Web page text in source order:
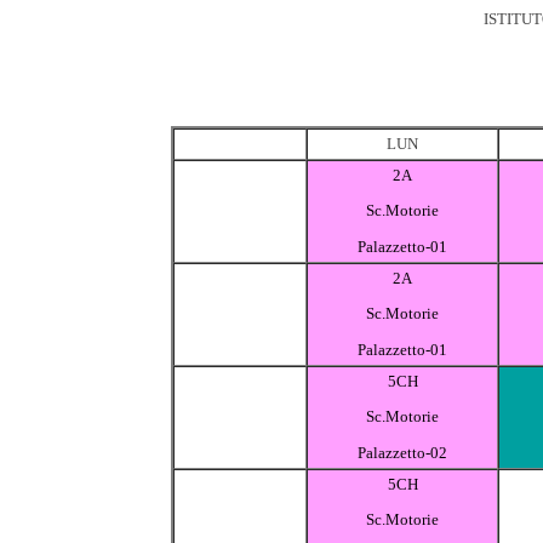
LUN
2A
Sc.Motorie
Palazzetto-01
2A
Sc.Motorie
Palazzetto-01
5CH
Sc.Motorie
Palazzetto-02
5CH
Sc.Motorie